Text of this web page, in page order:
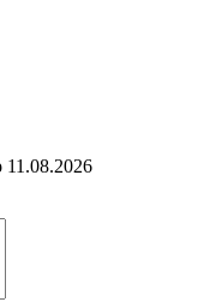
11.08.2026